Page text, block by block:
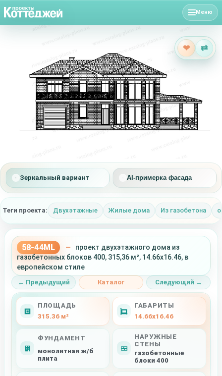
Меню
Зеркальный вариант AI-примерка фасада
Теги проекта: Двухэтажные Жилые дома Из газобетона
❤ ⇄
58-44ML —
проект двухэтажного дома из
газобетонных блоков 400, 315,36 м², 14.66x16.46, в
европейском стиле
← Предыдущий Каталог Следующий →
ПЛОЩАДЬ
315.36 м²
ГАБАРИТЫ
14.66x16.46
ФУНДАМЕНТ
монолитная ж/б
плита
НАРУЖНЫЕ
СТЕНЫ
газобетонные
блоки 400